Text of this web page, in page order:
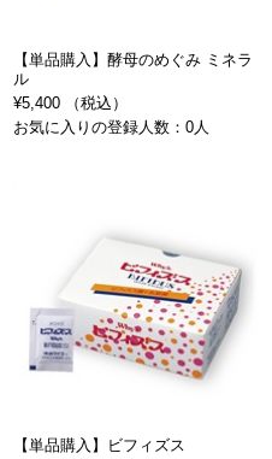
【単品購入】酵母のめぐみ ミネラ
ル
¥5,400 （税込）
お気に入りの登録人数：0人
【単品購入】ビフィズス